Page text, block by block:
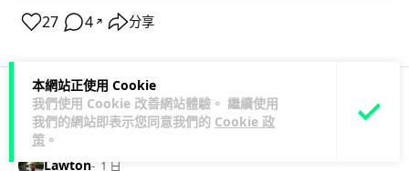
本網站正使用 Cookie
我們使用 Cookie 改善網站體驗。 繼續使用
我們的網站即表示您同意我們的 Cookie 政
策 。
27 4 ↗ 分享
科技娛樂 生活娛樂 城中熱話
Lawton 1 日